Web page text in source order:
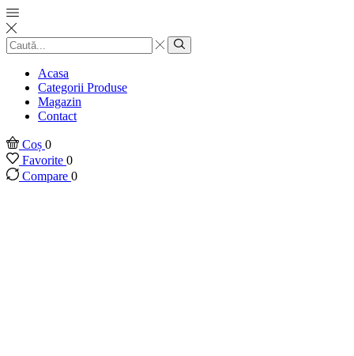
Introducere
căutare
Căutare
Acasa
Categorii Produse
Magazin
Contact
Coș 0
Favorite 0
Compare 0